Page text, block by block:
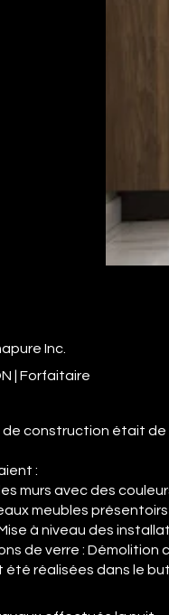
Inc.
| Forfaitaire
de construction était de
:
murs avec des
meubles
à niveau des
de verre :
été réalisées dans le